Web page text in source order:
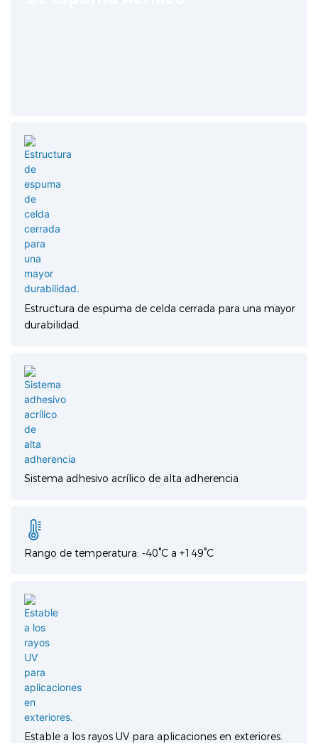
Estructura de espuma de celda cerrada para una mayor
durabilidad.
Sistema adhesivo acrílico de alta adherencia
Rango de temperatura: -40°C a +149°C
Estable a los rayos UV para aplicaciones en exteriores.